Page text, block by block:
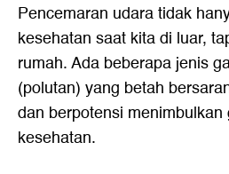
Pencemaran udara tidak
kesehatan saat kita di luar,
rumah. Ada beberapa jenis
(polutan) yang betah
dan berpotensi menimbulkan
kesehatan.